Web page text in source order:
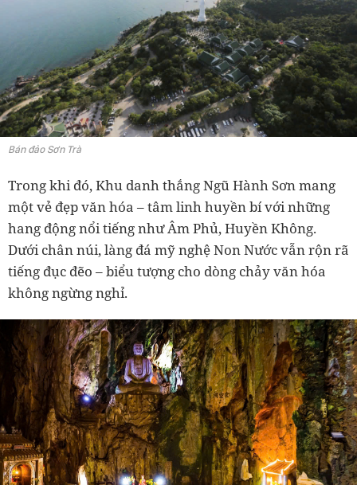
Bán đảo Sơn Trà
Trong khi đó, Khu danh thắng Ngũ Hành Sơn mang
một vẻ đẹp văn hóa – tâm linh huyền bí với những
hang động nổi tiếng như Âm Phủ, Huyền Không.
Dưới chân núi, làng đá mỹ nghệ Non Nước vẫn rộn rã
tiếng đục đẽo – biểu tượng cho dòng chảy văn hóa
không ngừng nghỉ.